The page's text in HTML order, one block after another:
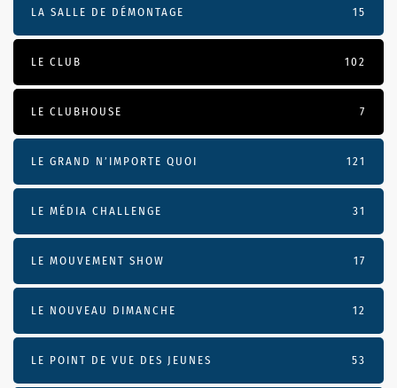
LA SALLE DE DÉMONTAGE 15
LE CLUB 102
LE CLUBHOUSE 7
LE GRAND N’IMPORTE QUOI 121
LE MÉDIA CHALLENGE 31
LE MOUVEMENT SHOW 17
LE NOUVEAU DIMANCHE 12
LE POINT DE VUE DES JEUNES 53